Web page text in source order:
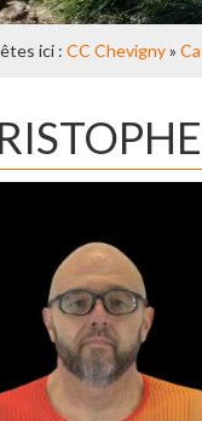
ici : CC Chevigny»